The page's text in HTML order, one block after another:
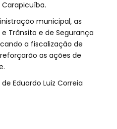
municipal, as
Trânsito e de Segurança
a fiscalização de
as ações de
Eduardo Luiz Correia